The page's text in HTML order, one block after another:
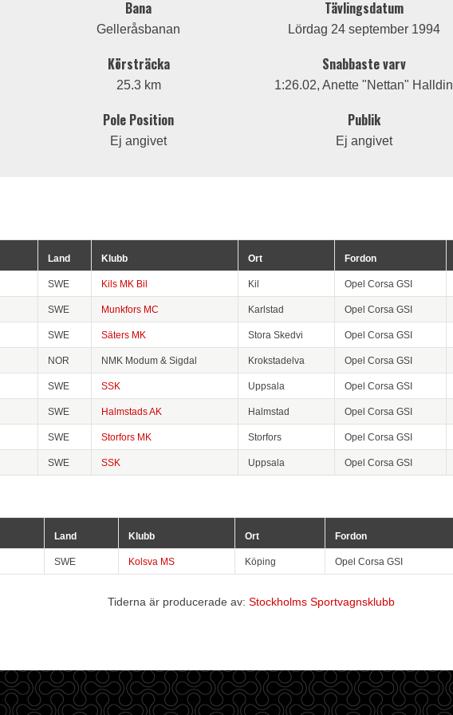
Bana
Gelleråsbanan
Körsträcka
25.3 km
Pole Position
Ej angivet
Tävlingsdatum
Lördag 24 september 1994
Snabbaste varv
1:26.02, Anette "Nettan" Halldin
Publik
Ej angivet
Land Klubb Ort Fordon
SWE Kils MK Bil Kil Opel Corsa GSI
SWE Munkfors MC Karlstad Opel Corsa GSI
SWE Säters MK Stora Skedvi Opel Corsa GSI
NOR NMK Modum & Sigdal Krokstadelva Opel Corsa GSI
SWE SSK Uppsala Opel Corsa GSI
SWE Halmstads AK Halmstad Opel Corsa GSI
SWE Storfors MK Storfors Opel Corsa GSI
SWE SSK Uppsala Opel Corsa GSI
Land Klubb Ort Fordon
SWE Kolsva MS Köping Opel Corsa GSI
Tiderna är producerade av: Stockholms Sportvagnsklubb